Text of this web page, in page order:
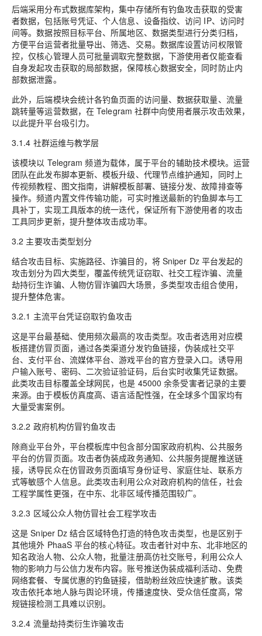
后端采用分布式数据库架构，集中存储所有钓鱼攻击获取的受害
者数据，包括账号凭证、个人信息、设备指纹、访问 IP、访问时
间等。数据按照目标平台、所属地区、数据类型进行分类归档，
方便平台运营者批量导出、筛选、交易。数据库设置访问权限管
控，仅核心管理人员可批量调取完整数据，下游使用者仅能查看
自身发起攻击获取的局部数据，保障核心数据安全，同时防止内
部数据泄露。
此外，后端模块会统计各钓鱼页面的访问量、数据获取量、流量
跳转量等运营数据，在 Telegram 社群中向使用者展示攻击效果，
以此提升平台吸引力。
3.1.4 社群运维与教学层
该模块以 Telegram 频道为载体，属于平台的辅助技术模块。运营
团队在此发布脚本更新、模板升级、代理节点维护通知，同时上
传视频教程、图文指南，讲解模板部署、链接分发、故障排查等
操作。频道内置文件传输功能，可实时推送最新的钓鱼脚本与工
具补丁，实现工具版本的统一迭代，保证所有下游使用者的攻击
工具同步更新，提升整体攻击成功率。
3.2 主要攻击类型划分
结合攻击目标、实施路径、诈骗目的，将 Sniper Dz 平台发起的
攻击划分为四大类型，覆盖传统凭证窃取、社交工程诈骗、流量
劫持衍生诈骗、人物仿冒诈骗四大场景，多类型攻击组合使用，
提升整体危害。
3.2.1 主流平台凭证窃取钓鱼攻击
这是平台最基础、使用频次最高的攻击类型。攻击者选用对应模
板搭建仿冒页面，通过各类渠道分发钓鱼链接，伪装成社交平
台、支付平台、流媒体平台、游戏平台的官方登录入口。诱导用
户输入账号、密码、二次验证验证码，后台实时收集凭证数据。
此类攻击目标覆盖全球网民，也是 45000 余条受害者记录的主要
来源。由于模板仿真度高、语言适配性强，在全球多个国家均有
大量受害案例。
3.2.2 政府机构仿冒钓鱼攻击
除商业平台外，平台模板库中包含部分国家政府机构、公共服务
平台的仿冒页面。攻击者伪装成政务通知、公共服务提醒推送链
接，诱导民众在仿冒政务页面填写身份证号、家庭住址、联系方
式等敏感个人信息。此类攻击利用公众对政府机构的信任，社会
工程学属性更强，在中东、北非区域传播范围较广。
3.2.3 区域公众人物仿冒社会工程学攻击
这是 Sniper Dz 结合区域特色打造的特色攻击类型，也是区别于
其他境外 PhaaS 平台的核心特征。攻击者针对中东、北非地区的
知名政治人物、公众人物，批量注册高仿社交账号，利用公众人
物的影响力与公信力发布内容。账号推送伪装成福利活动、免费
网络套餐、专属优惠的钓鱼链接，借助粉丝效应快速扩散。该类
攻击依托本地人脉与舆论环境，传播速度快、受众信任度高，常
规链接检测工具难以识别。
3.2.4 流量劫持类衍生诈骗攻击